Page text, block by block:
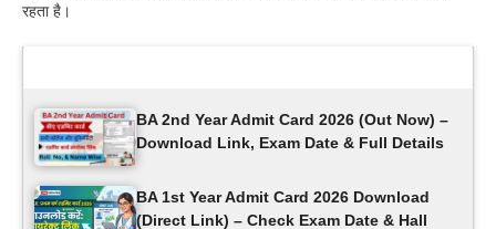
रहता है।
BA 2nd Year Admit Card 2026 (Out Now) –
Download Link, Exam Date & Full Details
BA 1st Year Admit Card 2026 Download
(Direct Link) – Check Exam Date & Hall